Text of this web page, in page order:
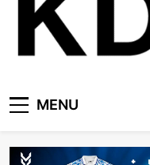
KDC
โซลูชั่น
MENU